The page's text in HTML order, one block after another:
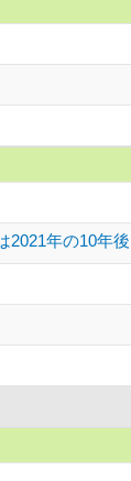
2021年の10年